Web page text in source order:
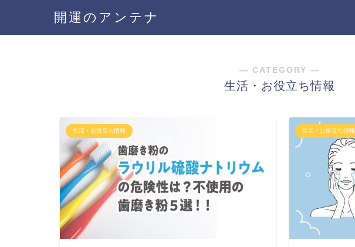
開運のアンテナ
― CATEGORY ―
生活・お役立ち情報
生活・お役立ち情報 生活・お役立ち情報